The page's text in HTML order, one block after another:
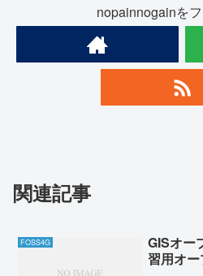
nopainnogainを
関連記事
FOSS4G
GISオー
習用オ